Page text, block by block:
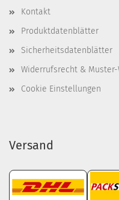
Kontakt
Produktdatenblätter
Sicherheitsdatenblätter
Widerrufsrecht &
Cookie Einstellungen
Versand